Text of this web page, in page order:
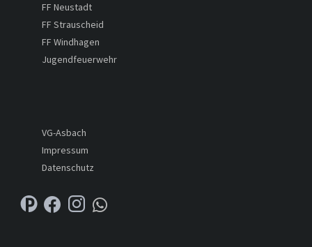
FF Neustadt
FF Strauscheid
FF Windhagen
Jugendfeuerwehr
VG-Asbach
Impressum
Datenschutz